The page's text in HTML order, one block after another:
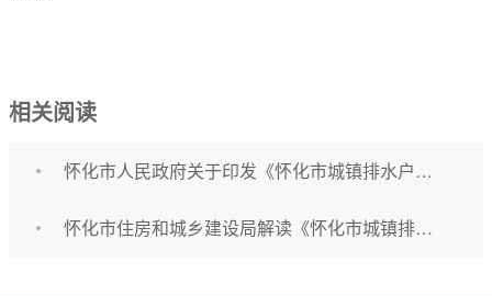
相关阅读
怀化市人民政府关于印发《怀化市城镇排水户分级分类管理办法》的通知
怀化市住房和城乡建设局解读《怀化市城镇排水户分级分类管理办法》